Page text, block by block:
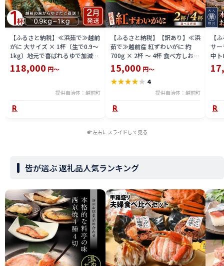
【ふるさと納税】≪浜茹で≫越前
がに 大サイズ × 1杯（生で0.9〜
1kg）地元で喜ばれるゆで加減・
塩加減で越前の港から直送！【雄
ズワイガニ ずわいがに 越前ガニ
送分】希望日指定可 備考欄に希
x004_02]
118,000 円～
提供自治体：越前町
【ふるさと納税】【訳あり】≪浜
茹で≫越前産 紅ずわいがに 約
700g × 2杯 〜 4杯 食べ方しおり
付【紅ズワイガニ カニ かに 蟹 姿
ボイル 冷蔵 福井県】【4月発送
分】希望日指定不可
15,000 円～
★★★★★ 4
提供自治体：越前町
【
サ
中
小
鮪 】
左右にスライドして見る
皆が選ぶ 返礼品人気ランキング